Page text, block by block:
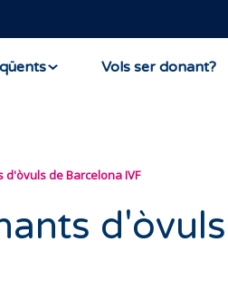
Vols ser donant?
de Barcelona IVF